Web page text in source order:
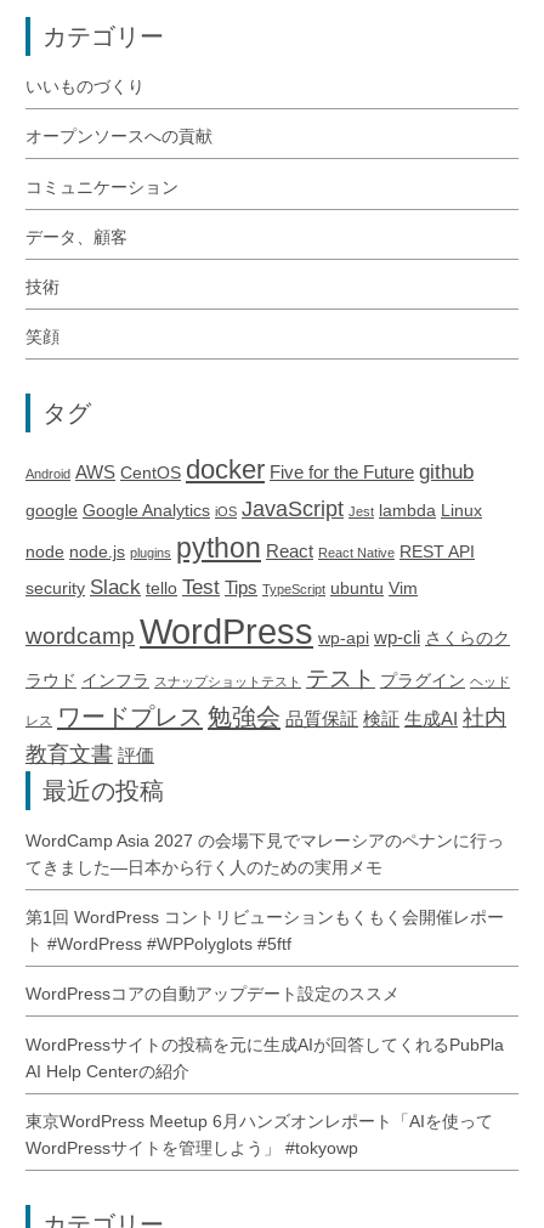
カテゴリー
いいものづくり
オープンソースへの貢献
コミュニケーション
データ、顧客
技術
笑顔
タグ
Android AWS CentOS docker Five for the Future github
google Google Analytics iOS JavaScript Jest lambda Linux
node node.js plugins python React React Native REST API
security Slack tello Test Tips TypeScript ubuntu Vim
wordcamp WordPress wp-api wp-cli さくらのク
ラウド インフラ スナップショットテスト テスト プラグイン ヘッド
レス ワードプレス 勉強会 品質保証 検証 生成AI 社内
教育文書 評価
最近の投稿
WordCamp Asia 2027 の会場下見でマレーシアのペナンに行っ
てきました―日本から行く人のための実用メモ
第1回 WordPress コントリビューションもくもく会開催レポー
ト #WordPress #WPPolyglots #5ftf
WordPressコアの自動アップデート設定のススメ
WordPressサイトの投稿を元に生成AIが回答してくれるPubPla
AI Help Centerの紹介
東京WordPress Meetup 6月ハンズオンレポート「AIを使って
WordPressサイトを管理しよう」 #tokyowp